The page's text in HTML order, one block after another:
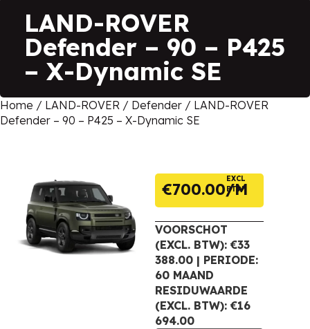
LAND-ROVER
Defender – 90 – P425
– X-Dynamic SE
Home / LAND-ROVER / Defender / LAND-ROVER
Defender – 90 – P425 – X-Dynamic SE
€700.00
EXCL
BTW
VOORSCHOT
(EXCL. BTW): €33
388.00 | PERIODE:
60 MAAND
RESIDUWAARDE
(EXCL. BTW): €16
694.00